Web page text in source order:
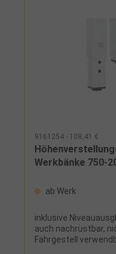
9161254 - 108,41 €
Werkbänke 750-
ab Werk
inklusive
auch nachrüstbar,
Fahrgestell